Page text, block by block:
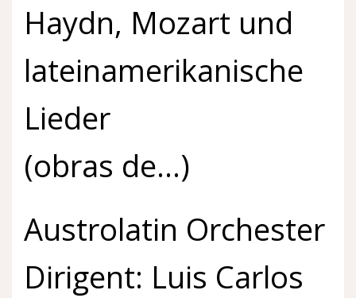
Haydn, Mozart und
lateinamerikanische
Lieder
(obras de…)
Austrolatin Orchester
Dirigent: Luis Carlos